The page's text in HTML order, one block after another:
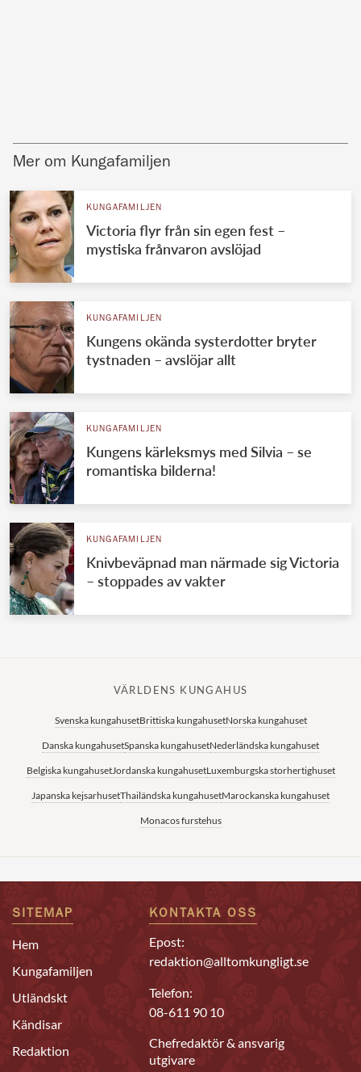
Mer om Kungafamiljen
KUNGAFAMILJEN
Victoria flyr från sin egen fest –
mystiska frånvaron avslöjad
KUNGAFAMILJEN
Kungens okända systerdotter bryter
tystnaden – avslöjar allt
KUNGAFAMILJEN
Kungens kärleksmys med Silvia – se
romantiska bilderna!
KUNGAFAMILJEN
Knivbeväpnad man närmade sig Victoria
– stoppades av vakter
VÄRLDENS KUNGAHUS
Svenska kungahusetBrittiska kungahusetNorska kungahuset
Danska kungahusetSpanska kungahusetNederländska kungahuset
Belgiska kungahusetJordanska kungahusetLuxemburgska storhertighuset
Japanska kejsarhusetThailändska kungahusetMarockanska kungahuset
Monacos furstehus
SITEMAP
Hem
Kungafamiljen
Utländskt
Kändisar
Redaktion
KONTAKTA OSS
Epost:
redaktion@alltomkungligt.se
Telefon:
08-611 90 10
Chefredaktör & ansvarig
utgivare